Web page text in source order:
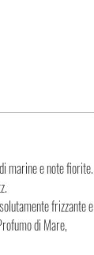
marine e note fiorite.
frizzante e
di Mare,